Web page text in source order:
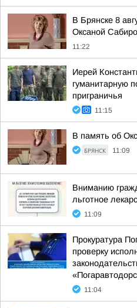
В Брянске 8
Оксаной
11:22
Иерей
гуманитарную
приграничья
11:15
В память об
БРЯНСК 11:09
Вниманию
льготное
11:09
Прокуратура
проверку
11:04